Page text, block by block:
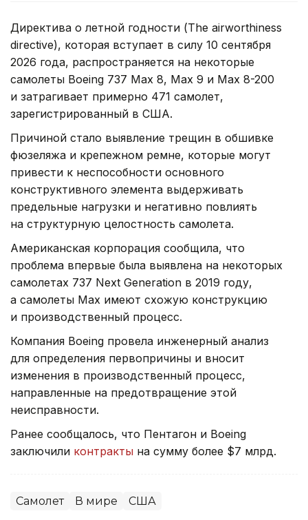
Директива о летной годности (The airworthiness
directive), которая вступает в силу 10 сентября
2026 года, распространяется на некоторые
самолеты Boeing 737 Max 8, Max 9 и Max 8-200
и затрагивает примерно 471 самолет,
зарегистрированный в США.
Причиной стало выявление трещин в обшивке
фюзеляжа и крепежном ремне, которые могут
привести к неспособности основного
конструктивного элемента выдерживать
предельные нагрузки и негативно повлиять
на структурную целостность самолета.
Американская корпорация сообщила, что
проблема впервые была выявлена на некоторых
самолетах 737 Next Generation в 2019 году,
а самолеты Max имеют схожую конструкцию
и производственный процесс.
Компания Boeing провела инженерный анализ
для определения первопричины и вносит
изменения в производственный процесс,
направленные на предотвращение этой
неисправности.
Ранее сообщалось, что Пентагон и Boeing
заключили контракты на сумму более $7 млрд.
Самолет В мире США